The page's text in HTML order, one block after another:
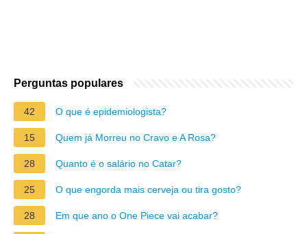
Perguntas populares
42 O que é epidemiologista?
15 Quem já Morreu no Cravo e A Rosa?
28 Quanto é o salário no Catar?
25 O que engorda mais cerveja ou tira gosto?
28 Em que ano o One Piece vai acabar?